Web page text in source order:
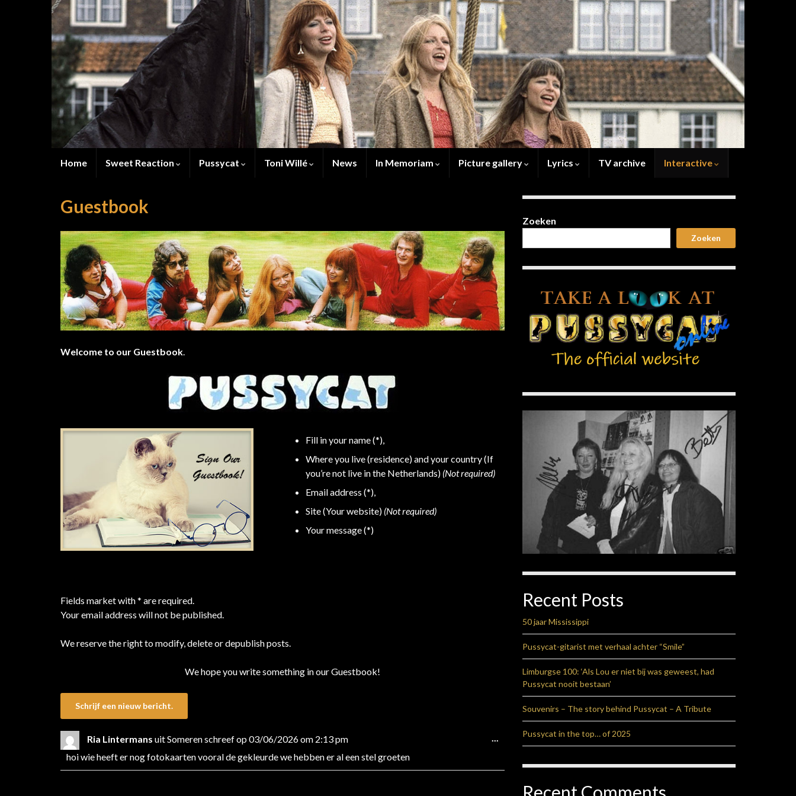
Home Sweet Reaction Pussycat Toni Willé News In Memoriam Picture gallery Lyrics TV archive Interactive
Guestbook
Welcome to our Guestbook
Fill in your name (*),
Where you live (residence) and your country (If
you’re not live in the Netherlands) (Not required)
Email address (*),
Site (Your website) (Not required)
Your message (*)
Fields market with * are required.
Your email address will not be published.
We reserve the right to modify, delete or depublish posts.
We hope you write something in our Guestbook!
Ria Lintermans uitSomerenschreef op03/06/2026om 2:13 pm
hoi wie heeft er nog fotokaarten vooral de gekleurde we hebben er al een stel groeten
Wissel deze metabox.
Zoeken
Zoeken
Recent Posts
50 jaar Mississippi
Pussycat-gitarist met verhaal achter “Smile”
Limburgse 100: ‘Als Lou er niet bij was geweest, had
Pussycat nooit bestaan’
Souvenirs – The story behind Pussycat – A Tribute
Pussycat in the top… of 2025
Recent Comments